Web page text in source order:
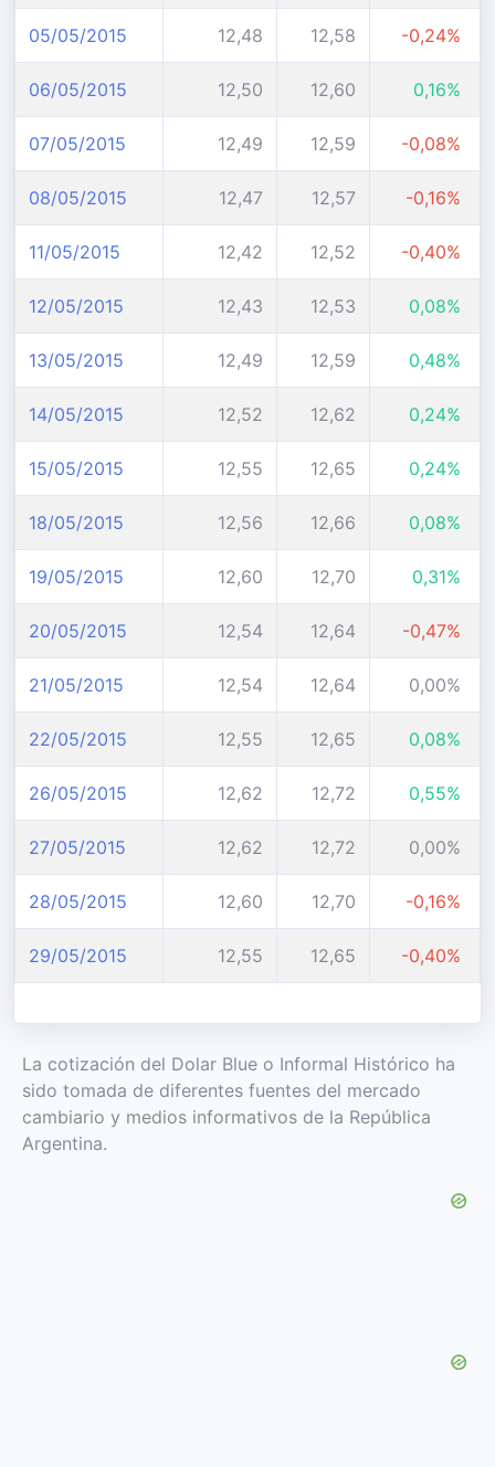
05/05/2015 12,48 12,58 -0,24%
06/05/2015 12,50 12,60 0,16%
07/05/2015 12,49 12,59 -0,08%
08/05/2015 12,47 12,57 -0,16%
11/05/2015 12,42 12,52 -0,40%
12/05/2015 12,43 12,53 0,08%
13/05/2015 12,49 12,59 0,48%
14/05/2015 12,52 12,62 0,24%
15/05/2015 12,55 12,65 0,24%
18/05/2015 12,56 12,66 0,08%
19/05/2015 12,60 12,70 0,31%
20/05/2015 12,54 12,64 -0,47%
21/05/2015 12,54 12,64 0,00%
22/05/2015 12,55 12,65 0,08%
26/05/2015 12,62 12,72 0,55%
27/05/2015 12,62 12,72 0,00%
28/05/2015 12,60 12,70 -0,16%
29/05/2015 12,55 12,65 -0,40%
La cotización del Dolar Blue o Informal Histórico ha
sido tomada de diferentes fuentes del mercado
cambiario y medios informativos de la República
Argentina.